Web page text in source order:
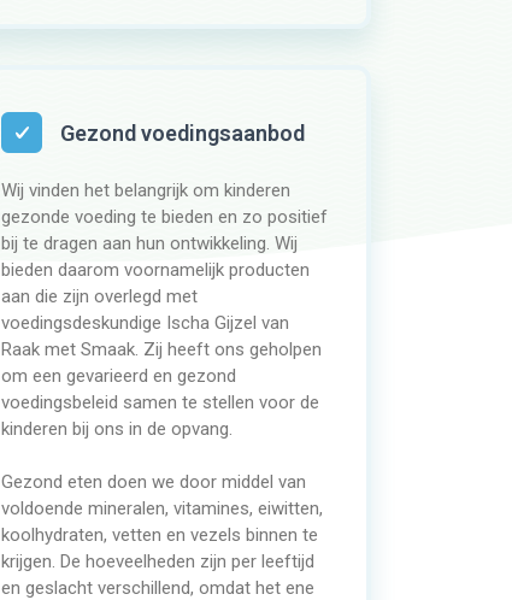
Gezond voedingsaanbod
Wij vinden het belangrijk om kinderen
gezonde voeding te bieden en zo positief
bij te dragen aan hun ontwikkeling. Wij
bieden daarom voornamelijk producten
aan die zijn overlegd met
voedingsdeskundige Ischa Gijzel van
Raak met Smaak. Zij heeft ons geholpen
om een gevarieerd en gezond
voedingsbeleid samen te stellen voor de
kinderen bij ons in de opvang.
Gezond eten doen we door middel van
voldoende mineralen, vitamines, eiwitten,
koolhydraten, vetten en vezels binnen te
krijgen. De hoeveelheden zijn per leeftijd
en geslacht verschillend, omdat het ene